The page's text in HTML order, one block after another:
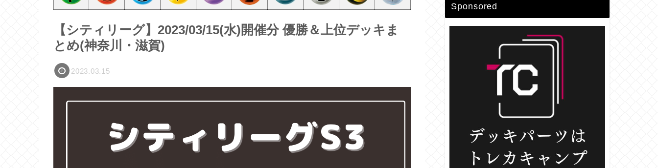
【シティリーグ】2023/03/15(水)開催分 優勝＆上位デッキま
とめ(神奈川・滋賀)
2023.03.15
Sponsored